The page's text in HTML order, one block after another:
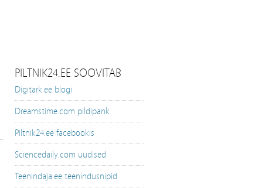
PILTNIK24.EE SOOVITAB
Digitark.ee blogi
Dreamstime.com pildipank
Piltnik24.ee facebookis
Sciencedaily.com uudised
Teenindaja.ee teenindusnipid